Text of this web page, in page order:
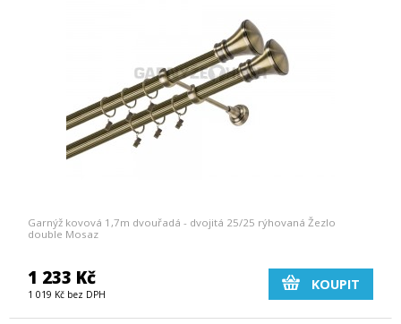
Garnýž kovová 1,7m dvouřadá - dvojitá 25/25 rýhovaná Žezlo
double Mosaz
1 233 Kč
1 019 Kč bez DPH
KOUPIT